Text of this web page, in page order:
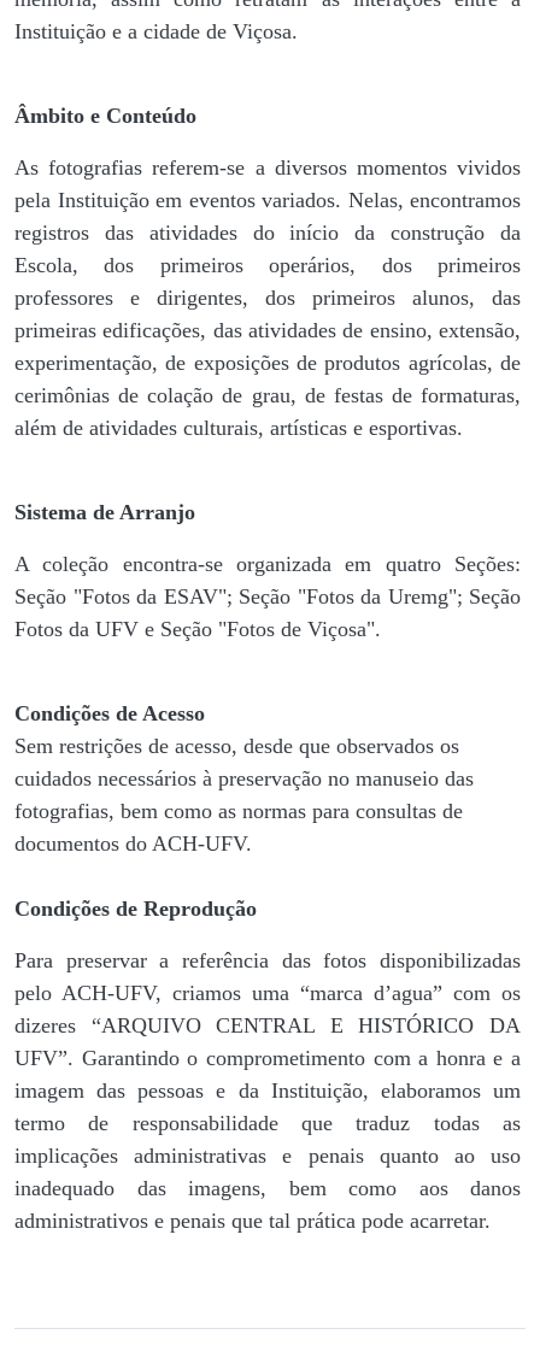
Instituição e a cidade de Viçosa.
Âmbito e Conteúdo
As fotografias referem-se a diversos momentos vividos
pela Instituição em eventos variados. Nelas, encontramos
registros das atividades do início da construção da
Escola, dos primeiros operários, dos primeiros
professores e dirigentes, ​dos primeiros alunos, das
primeiras edificações, das atividades de ensino, extensão,
experimentação, de exposições de produtos agrícolas, de
cerimônias de colação de grau, de festas de formaturas,
além de atividades culturais, artísticas e esportivas.
Sistema de Arranjo
A coleção encontra-se organizada em quatro Seções:
Seção "Fotos da ESAV"; Seção "Fotos da Uremg"; Seção
Fotos da UFV e Seção "Fotos de Viçosa".
Condições de Acesso
Sem restrições de acesso, desde que observados os
cuidados necessários à preservação no manuseio das
fotografias, bem como as normas para consultas de
documentos do ACH-UFV.
Condições de Reprodução
Para preservar a referência das fotos disponibilizadas
pelo ACH-UFV, criamos uma “marca d’agua” com os
dizeres “ARQUIVO CENTRAL E HISTÓRICO DA
UFV”. Garantindo o comprometimento com a honra e a
imagem das pessoas e da Instituição, elaboramos um
termo de responsabilidade que traduz todas as
implicações administrativas e penais quanto ao uso
inadequado das imagens, bem como aos danos
administrativos e penais que tal prática pode acarretar.